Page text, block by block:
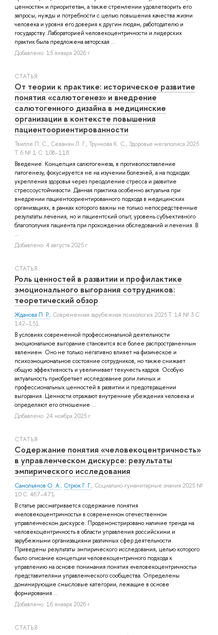
ценностям и приоритетам, а также стремлении удовлетворить его
запросы, нужды и потребности с целью повышения качества жизни
человека и уровня его доверия к другим людям, работодателю и
государству. Лабораторией человекоцентричности и лидерских
практик была предложена авторская ...
Добавлено: 15 января 2026 г.
СТАТЬЯ
От теории к практике: историческое развитие
понятия «салютогенез» и внедрение
салютогенного дизайна в медицинские
организации в контексте повышения
пациентоориентированности
Твилле П. С., Севанян Л. Г., Трункова К. С., Здоровье мегаполиса 2025
Т. 6 № 1 С. 108–118
Введение. Концепция салютогенеза, в противопоставление
патогенезу, фокусируется не на изучении болезней, а на подходах
укрепления здоровья через преодоление стресса и развитие
стрессоустойчивости. Данная практика особенно актуальна при
внедрении пациентоориентированного подхода в медицинских
организациях, в рамках которого важны не только непосредственные
результаты лечения, но и пациентский опыт, уровень субъективного
благополучия пациента при прохождении обследований и лечения. В
...
Добавлено: 4 августа 2025 г.
СТАТЬЯ
Роль ценностей в развитии и профилактике
эмоционального выгорания сотрудников:
теоретический обзор
Жданова П. Р., Современная зарубежная психология 2025 Т. 14 № 3 С.
142–151
В условиях современной профессиональной деятельности
эмоциональное выгорание становится все более распространенным
явлением. Оно не только негативно влияет на физическое и
психоэмоциональное состояние сотрудников, но также снижает
общую эффективность и увеличивает текучесть кадров. Особую
актуальность приобретает исследование роли личных и
профессиональных ценностей в развитии и предотвращении
выгорания. Ценности отражают внутренние убеждения человека и
определяют его отношение ...
Добавлено: 24 ноября 2025 г.
СТАТЬЯ
Содержание понятия «человекоцентричность»
в управленческом дискурсе: результаты
эмпирического исследования
Самольянов О. А., Стрюк Г. Г., Социально-гуманитарные знания 2025 №
10 С. 467–471
В статье рассматривается содержание понятия
«человекоцентричность» в современном отечественном
управленческом дискурсе. Продемонстрировано наличие тренда на
человекоцентричность в области управления российскими и
зарубежными организациями различных сфер деятельности.
Приведены результаты эмпирического исследования, целью которого
было описание концепции человекоцентричного подхода к
управлению на основе понимания понятия «человекоцентричность»
представителями управленческого сообщества. Определены
доминирующие смысловые категории, лежащие в основе
формирования ...
Добавлено: 16 января 2026 г.
СТАТЬЯ